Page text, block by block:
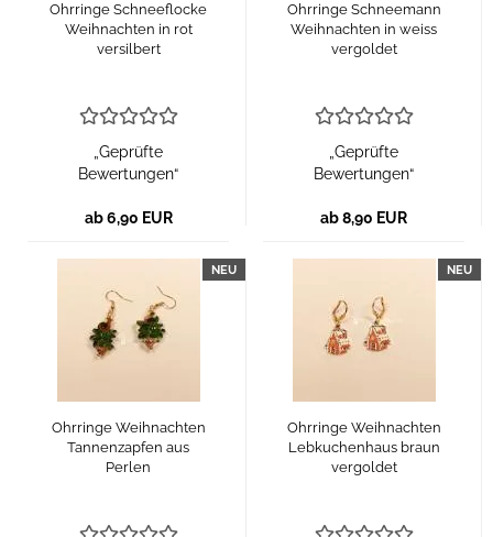
Ohrringe Schneeflocke
Weihnachten in rot
versilbert
„Geprüfte
Bewertungen“
ab 6,90 EUR
Ohrringe Schneemann
Weihnachten in weiss
vergoldet
„Geprüfte
Bewertungen“
ab 8,90 EUR
NEU
Ohrringe Weihnachten
Tannenzapfen aus
Perlen
NEU
Ohrringe Weihnachten
Lebkuchenhaus braun
vergoldet